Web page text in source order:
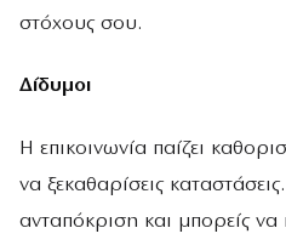
στόχους σου.
Δίδυμοι
Η επικοινωνία παίζει
να ξεκαθαρίσεις
ανταπόκριση και μπορείς